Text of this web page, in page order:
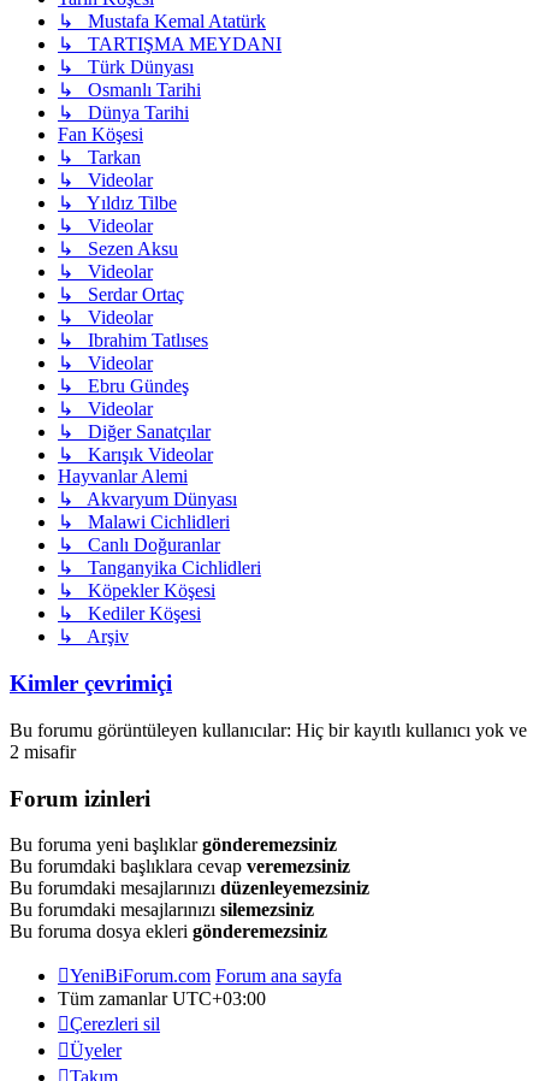
↳ Mustafa Kemal Atatürk
↳ TARTIŞMA MEYDANI
↳ Türk Dünyası
↳ Osmanlı Tarihi
↳ Dünya Tarihi
Fan Köşesi
↳ Tarkan
↳ Videolar
↳ Yıldız Tilbe
↳ Videolar
↳ Sezen Aksu
↳ Videolar
↳ Serdar Ortaç
↳ Videolar
↳ Ibrahim Tatlıses
↳ Videolar
↳ Ebru Gündeş
↳ Videolar
↳ Diğer Sanatçılar
↳ Karışık Videolar
Hayvanlar Alemi
↳ Akvaryum Dünyası
↳ Malawi Cichlidleri
↳ Canlı Doğuranlar
↳ Tanganyika Cichlidleri
↳ Köpekler Köşesi
↳ Kediler Köşesi
↳ Arşiv
Kimler çevrimiçi
Bu forumu görüntüleyen kullanıcılar: Hiç bir kayıtlı kullanıcı yok ve
2 misafir
Forum izinleri
Bu foruma yeni başlıklargönderemezsiniz
Bu forumdaki başlıklara cevap veremezsiniz
Bu forumdaki mesajlarınızı düzenleyemezsiniz
Bu forumdaki mesajlarınızı silemezsiniz
Bu foruma dosya ekleri gönderemezsiniz
YeniBiForum.com Forum ana sayfa
Tüm zamanlarUTC+03:00
Çerezleri sil
Üyeler